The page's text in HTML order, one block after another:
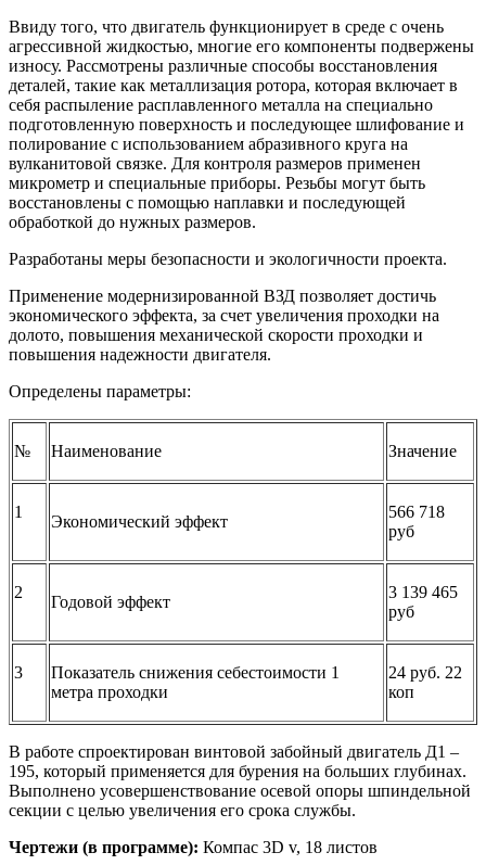
Ввиду того, что двигатель функционирует в среде с очень
агрессивной жидкостью, многие его компоненты подвержены
износу. Рассмотрены различные способы восстановления
деталей, такие как металлизация ротора, которая включает в
себя распыление расплавленного металла на специально
подготовленную поверхность и последующее шлифование и
полирование с использованием абразивного круга на
вулканитовой связке. Для контроля размеров применен
микрометр и специальные приборы. Резьбы могут быть
восстановлены с помощью наплавки и последующей
обработкой до нужных размеров.
Разработаны меры безопасности и экологичности проекта.
Применение модернизированной ВЗД позволяет достичь
экономического эффекта, за счет увеличения проходки на
долото, повышения механической скорости проходки и
повышения надежности двигателя.
Определены параметры:
№ Наименование Значение
1
Экономический эффект
566 718
руб
2
Годовой эффект
3 139 465
руб
3
Показатель снижения себестоимости 1
метра проходки
24 руб. 22
коп
В работе спроектирован винтовой забойный двигатель Д1 –
195, который применяется для бурения на больших глубинах.
Выполнено усовершенствование осевой опоры шпиндельной
секции с целью увеличения его срока службы.
Чертежи (в программе): Компас 3D v, 18 листов